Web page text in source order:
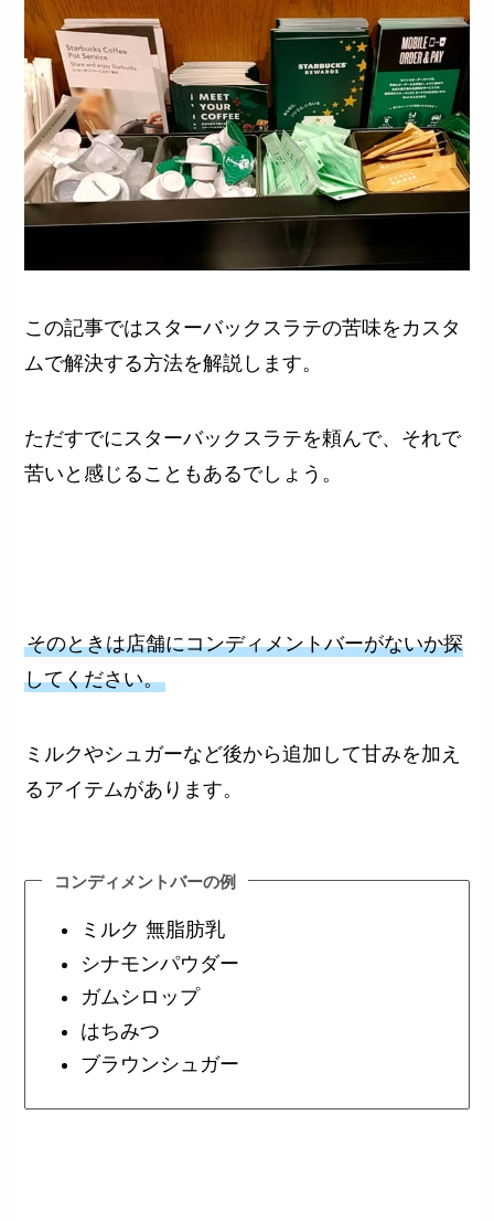
この記事ではスターバックスラテの苦味をカスタ
ムで解決する方法を解説します。
ただすでにスターバックスラテを頼んで、それで
苦いと感じることもあるでしょう。
そのときは店舗にコンディメントバーがないか探
してください。
ミルクやシュガーなど後から追加して甘みを加え
るアイテムがあります。
コンディメントバーの例
ミルク 無脂肪乳
シナモンパウダー
ガムシロップ
はちみつ
ブラウンシュガー